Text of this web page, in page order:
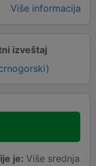
Više informacija
izveštaj
je: Više srednja